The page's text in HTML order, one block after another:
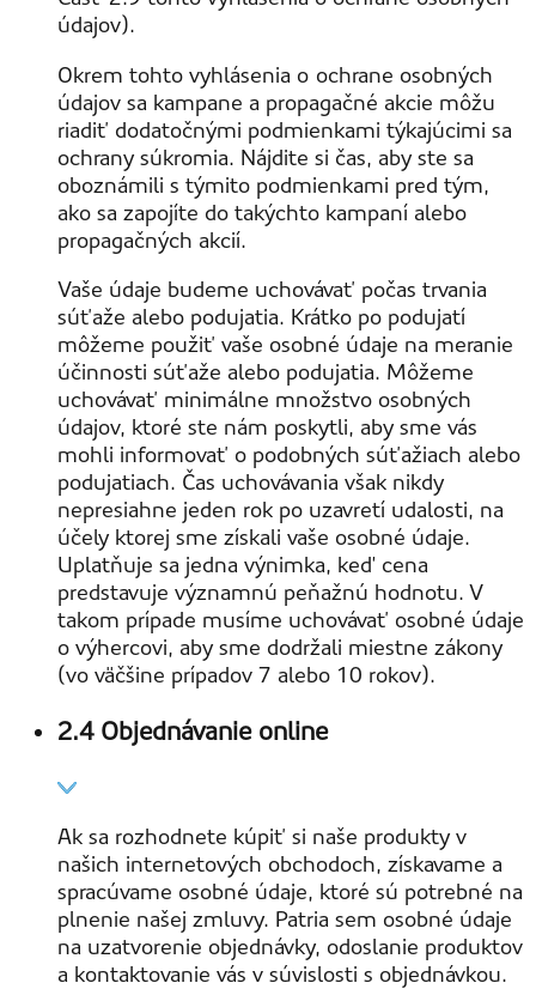
údajov).
Okrem tohto vyhlásenia o ochrane osobných
údajov sa kampane a propagačné akcie môžu
riadiť dodatočnými podmienkami týkajúcimi sa
ochrany súkromia. Nájdite si čas, aby ste sa
oboznámili s týmito podmienkami pred tým,
ako sa zapojíte do takýchto kampaní alebo
propagačných akcií.
Vaše údaje budeme uchovávať počas trvania
súťaže alebo podujatia. Krátko po podujatí
môžeme použiť vaše osobné údaje na meranie
účinnosti súťaže alebo podujatia. Môžeme
uchovávať minimálne množstvo osobných
údajov, ktoré ste nám poskytli, aby sme vás
mohli informovať o podobných súťažiach alebo
podujatiach. Čas uchovávania však nikdy
nepresiahne jeden rok po uzavretí udalosti, na
účely ktorej sme získali vaše osobné údaje.
Uplatňuje sa jedna výnimka, keď cena
predstavuje významnú peňažnú hodnotu. V
takom prípade musíme uchovávať osobné údaje
o výhercovi, aby sme dodržali miestne zákony
(vo väčšine prípadov 7 alebo 10 rokov).
2.4 Objednávanie online
Ak sa rozhodnete kúpiť si naše produkty v
našich internetových obchodoch, získavame a
spracúvame osobné údaje, ktoré sú potrebné na
plnenie našej zmluvy. Patria sem osobné údaje
na uzatvorenie objednávky, odoslanie produktov
a kontaktovanie vás v súvislosti s objednávkou.